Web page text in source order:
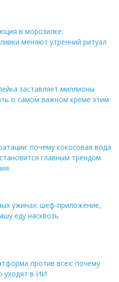
в морозилке:
меняют утренний ритуал
заставляет миллионы
о самом важном креме этим
почему кокосовая вода
главным трендом
ужинах: шеф-приложение,
еду насквозь
против всех: почему
уходят в ИИ